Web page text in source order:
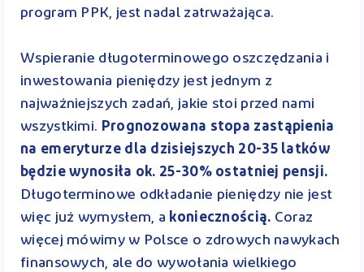
program PPK, jest nadal zatrważająca.
Wspieranie długoterminowego oszczędzania i
inwestowania pieniędzy jest jednym z
najważniejszych zadań, jakie stoi przed nami
wszystkimi. Prognozowana stopa zastąpienia
na emeryturze dla dzisiejszych 20-35 latków
będzie wynosiła ok. 25-30% ostatniej pensji.
Długoterminowe odkładanie pieniędzy nie jest
więc już wymysłem, a koniecznością. Coraz
więcej mówimy w Polsce o zdrowych nawykach
finansowych, ale do wywołania wielkiego